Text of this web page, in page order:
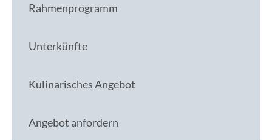
Rahmenprogramm
Unterkünfte
Kulinarisches Angebot
Angebot anfordern